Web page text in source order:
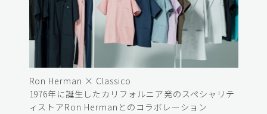
Ron Herman × Classico
1976年に誕生したカリフォルニア発のスペシャリテ
ィストアRon Hermanとのコラボレーション